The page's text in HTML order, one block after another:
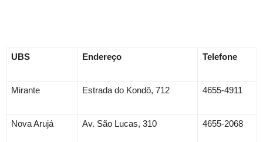
UBS Endereço Telefone
Mirante Estrada do Kondô, 712 4655-4911
Nova Arujá Av. São Lucas, 310 4655-2068